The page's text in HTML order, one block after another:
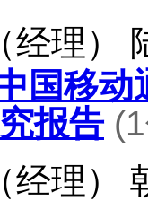
经理）
国移
报告(1
经理）